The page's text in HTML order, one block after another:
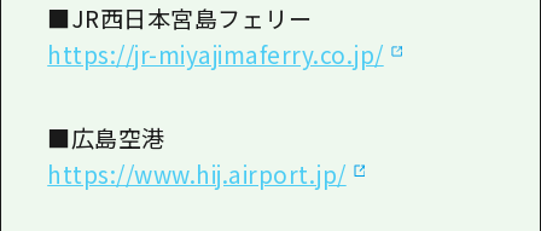
■JR西日本宮島フェリー
https://jr-miyajimaferry.co.jp/
■広島空港
https://www.hij.airport.jp/